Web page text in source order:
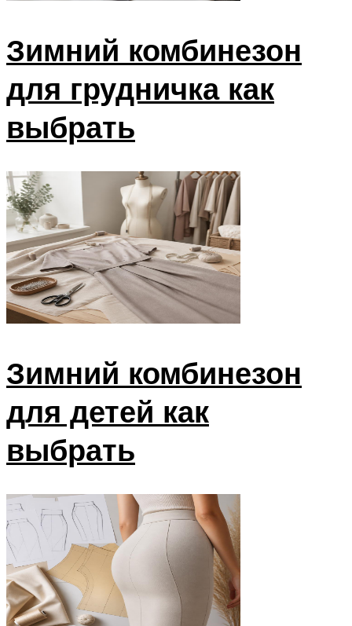
Зимний комбинезон
для грудничка как
выбрать
Зимний комбинезон
для детей как
выбрать